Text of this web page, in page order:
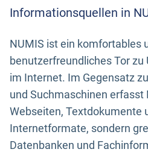
Informationsquellen in
NUMIS ist ein komfortables
benutzerfreundliches Tor
im Internet. Im Gegensatz
und Suchmaschinen erfasst
Webseiten, Textdokumente
Internetformate, sondern
Datenbanken und